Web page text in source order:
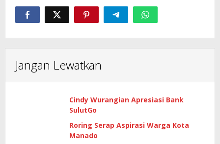
Jangan Lewatkan
Cindy Wurangian Apresiasi Bank
SulutGo
Roring Serap Aspirasi Warga Kota
Manado